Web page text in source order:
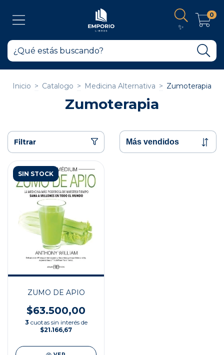
✨
0
Inicio > Catalogo > Medicina Alternativa > Zumoterapia
Zumoterapia
Filtrar
SIN STOCK
ZUMO DE APIO
$63.500,00
3 cuotas sin interés de
$21.166,67